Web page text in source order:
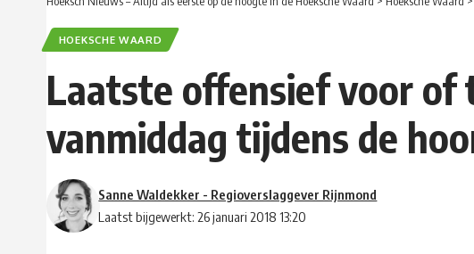
HOEKSCHE WAARD
Laatste offensief voor of
vanmiddag tijdens de
Laatst bijgewerkt: 26 januari 2018 13:20
Sanne Waldekker - Regioverslaggever Rijnmond